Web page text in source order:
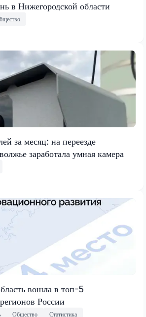
в Нижегородской области
за месяц: на переезде
заработала умная камера
вошла в топ-5
России
Общество Статистика